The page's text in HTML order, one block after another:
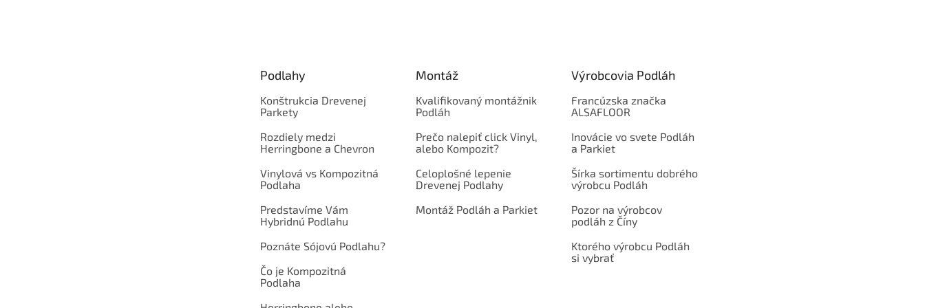
Podlahy
Konštrukcia Drevenej
Parkety
Rozdiely medzi
Herringbone a Chevron
Vinylová vs Kompozitná
Podlaha
Predstavíme Vám
Hybridnú Podlahu
Poznáte Sójovú Podlahu?
Čo je Kompozitná
Podlaha
Montáž
Kvalifikovaný montážnik
Podláh
Prečo nalepiť click Vinyl,
alebo Kompozit?
Celoplošné lepenie
Drevenej Podlahy
Montáž Podláh a Parkiet
Výrobcovia Podláh
Francúzska značka
ALSAFLOOR
Inovácie vo svete Podláh
a Parkiet
Šírka sortimentu dobrého
výrobcu Podláh
Pozor na výrobcov
podláh z Číny
Ktorého výrobcu Podláh
si vybrať